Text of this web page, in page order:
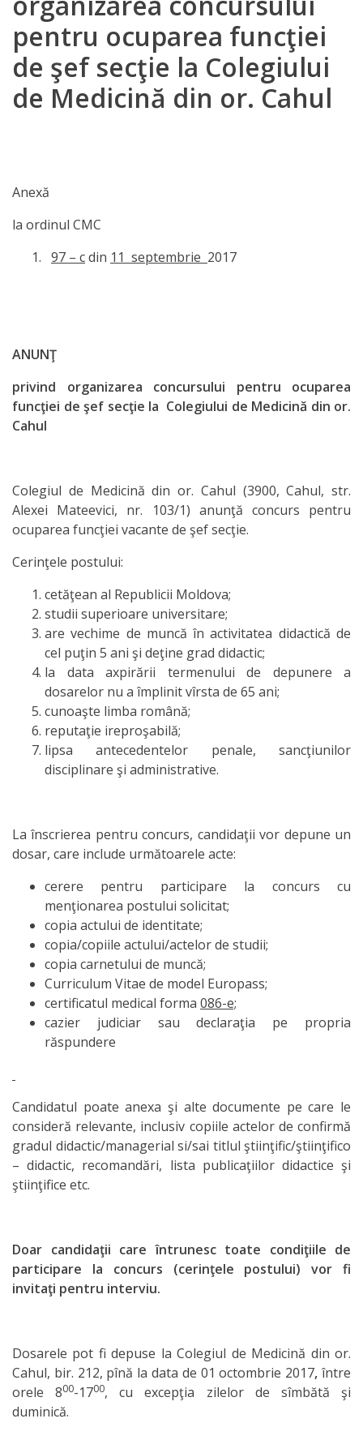
IPCMC
Posturi
vacante
rapoarte
de
activitate
Organizare
Secții
Nr.1
Didactic
section
Nr.2
Secția
didactică
PRI
Secția
educație
Discipline de
specialitate
Nr.1
Discipline de
specialitate
Nr2
Discipline
Discipline
reale
Discipline
Subdiviziunii
Contabilitate
Accountancy
Transparență
pentru ocuparea funcţiei
de şef secţie la Colegiului
de Medicină din or. Cahul
Anexă
la ordinul CMC
97 – cdin 11 septembrie 2017
ANUNŢ
privind organizarea concursului pentru ocuparea
funcţiei de şef secţie la Colegiului de Medicină din or.
Cahul
Colegiul de Medicină din or. Cahul (3900, Cahul, str.
Alexei Mateevici, nr. 103/1) anunţă concurs pentru
ocuparea funcţiei vacante de şef secţie.
Cerinţele postului:
cetăţean al Republicii Moldova;
studii superioare universitare;
are vechime de muncă în activitatea didactică de
cel puţin 5 ani şi deţine grad didactic;
la data axpirării termenului de depunere a
dosarelor nu a împlinit vîrsta de 65 ani;
cunoaşte limba română;
reputaţie ireproşabilă;
lipsa antecedentelor penale, sancţiunilor
disciplinare şi administrative.
La înscrierea pentru concurs, candidaţii vor depune un
dosar, care include următoarele acte:
cerere pentru participare la concurs cu
menţionarea postului solicitat;
copia actului de identitate;
copia/copiile actului/actelor de studii;
copia carnetului de muncă;
Curriculum Vitae de model Europass;
certificatul medical forma 086-e;
cazier judiciar sau declaraţia pe propria
răspundere
Candidatul poate anexa şi alte documente pe care le
consideră relevante, inclusiv copiile actelor de confirmă
gradul didactic/managerial si/sai titlul ştiinţific/ştiinţifico
– didactic, recomandări, lista publicaţiilor didactice şi
ştiinţifice etc.
Doar candidaţii care întrunesc toate condiţiile de
participare la concurs (cerinţele postului) vor fi
invitaţi pentru interviu.
Dosarele pot fi depuse la Colegiul de Medicină din or.
Cahul, bir. 212, pînă la data de 01 octombrie 2017, între
orele 800-1700, cu excepţia zilelor de sîmbătă şi
duminică.